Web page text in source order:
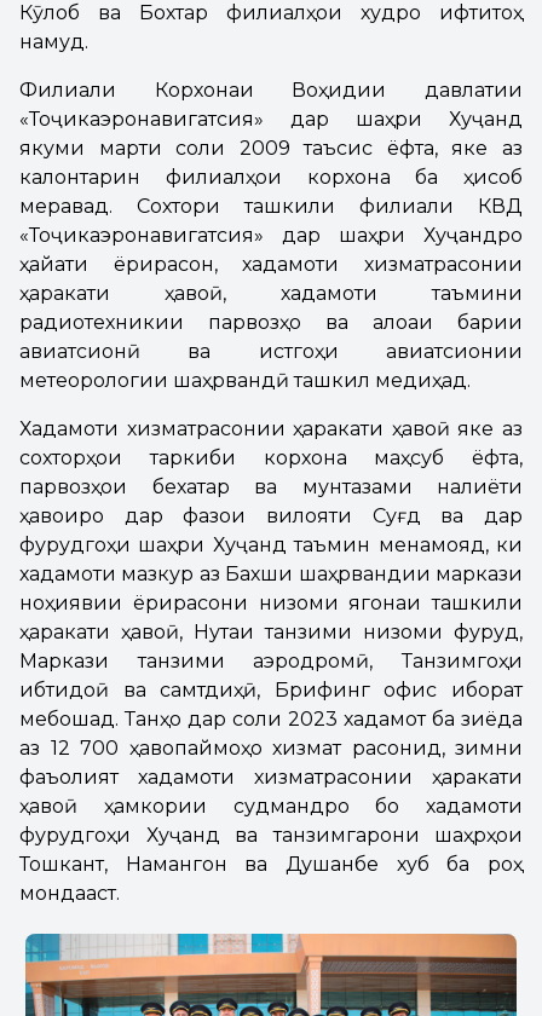
Кӯлоб ва Бохтар филиалҳои худро ифтитоҳ
намуд.
Филиали Корхонаи Воҳидии давлатии
«Тоҷикаэронавигатсия» дар шаҳри Хуҷанд
якуми марти соли 2009 таъсис ёфта, яке аз
калонтарин филиалҳои корхона ба ҳисоб
меравад. Сохтори ташкили филиали КВД
«Тоҷикаэронавигатсия» дар шаҳри Хуҷандро
ҳайати ёрирасон, хадамоти хизматрасонии
ҳаракати ҳавоӣ, хадамоти таъмини
радиотехникии парвозҳо ва алоқаи барқии
авиатсионӣ ва истгоҳи авиатсионии
метеорологии шаҳрвандӣ ташкил медиҳад.
Хадамоти хизматрасонии ҳаракати ҳавоӣ яке аз
сохторҳои таркиби корхона маҳсуб ёфта,
парвозҳои бехатар ва мунтазами нақлиёти
ҳавоиро дар фазои вилояти Суғд ва дар
фурудгоҳи шаҳри Хуҷанд таъмин менамояд, ки
хадамоти мазкур аз Бахши шаҳрвандии маркази
ноҳиявии ёрирасони низоми ягонаи ташкили
ҳаракати ҳавоӣ, Нуқтаи танзими низоми фуруд,
Маркази танзими аэродромӣ, Танзимгоҳи
ибтидоӣ ва самтдиҳӣ, Брифинг офис иборат
мебошад. Танҳо дар соли 2023 хадамот ба зиёда
аз 12 700 ҳавопаймоҳо хизмат расонид, зимни
фаъолият хадамоти хизматрасонии ҳаракати
ҳавоӣ ҳамкории судмандро бо хадамоти
фурудгоҳи Хуҷанд ва танзимгарони шаҳрҳои
Тошкант, Намангон ва Душанбе хуб ба роҳ
мондааст.